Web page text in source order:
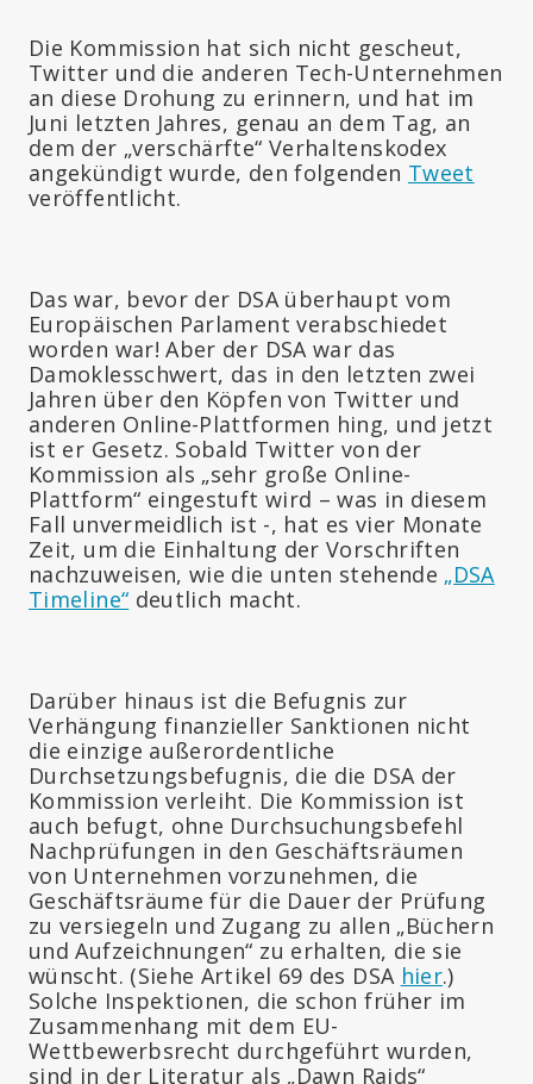
Die Kommission hat sich nicht gescheut,
Twitter und die anderen Tech-Unternehmen
an diese Drohung zu erinnern, und hat im
Juni letzten Jahres, genau an dem Tag, an
dem der „verschärfte“ Verhaltenskodex
angekündigt wurde, den folgenden Tweet
veröffentlicht.
Das war, bevor der DSA überhaupt vom
Europäischen Parlament verabschiedet
worden war! Aber der DSA war das
Damoklesschwert, das in den letzten zwei
Jahren über den Köpfen von Twitter und
anderen Online-Plattformen hing, und jetzt
ist er Gesetz. Sobald Twitter von der
Kommission als „sehr große Online-
Plattform“ eingestuft wird – was in diesem
Fall unvermeidlich ist -, hat es vier Monate
Zeit, um die Einhaltung der Vorschriften
nachzuweisen, wie die unten stehende „DSA
Timeline“ deutlich macht.
Darüber hinaus ist die Befugnis zur
Verhängung finanzieller Sanktionen nicht
die einzige außerordentliche
Durchsetzungsbefugnis, die die DSA der
Kommission verleiht. Die Kommission ist
auch befugt, ohne Durchsuchungsbefehl
Nachprüfungen in den Geschäftsräumen
von Unternehmen vorzunehmen, die
Geschäftsräume für die Dauer der Prüfung
zu versiegeln und Zugang zu allen „Büchern
und Aufzeichnungen“ zu erhalten, die sie
wünscht. (Siehe Artikel 69 des DSA hier.)
Solche Inspektionen, die schon früher im
Zusammenhang mit dem EU-
Wettbewerbsrecht durchgeführt wurden,
sind in der Literatur als „Dawn Raids“